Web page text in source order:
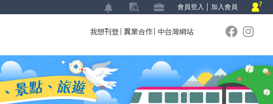
會員登入 加入會員
我想刊登 異業合作 中台灣網站